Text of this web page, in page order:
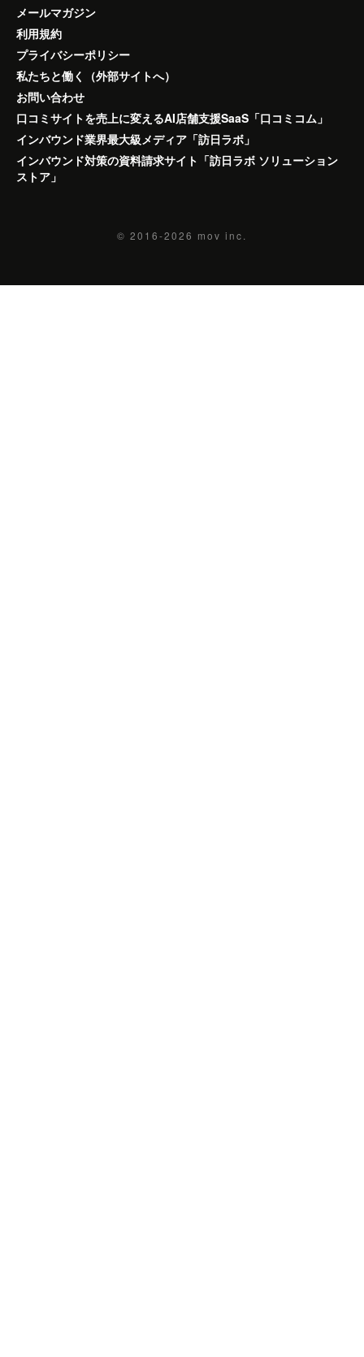
メールマガジン
利用規約
プライバシーポリシー
私たちと働く（外部サイトへ）
お問い合わせ
口コミサイトを売上に変えるAI店舗支援SaaS「口コミコム」
インバウンド業界最大級メディア「訪日ラボ」
インバウンド対策の資料請求サイト「訪日ラボ ソリューション
ストア」
© 2016-2026 mov inc.